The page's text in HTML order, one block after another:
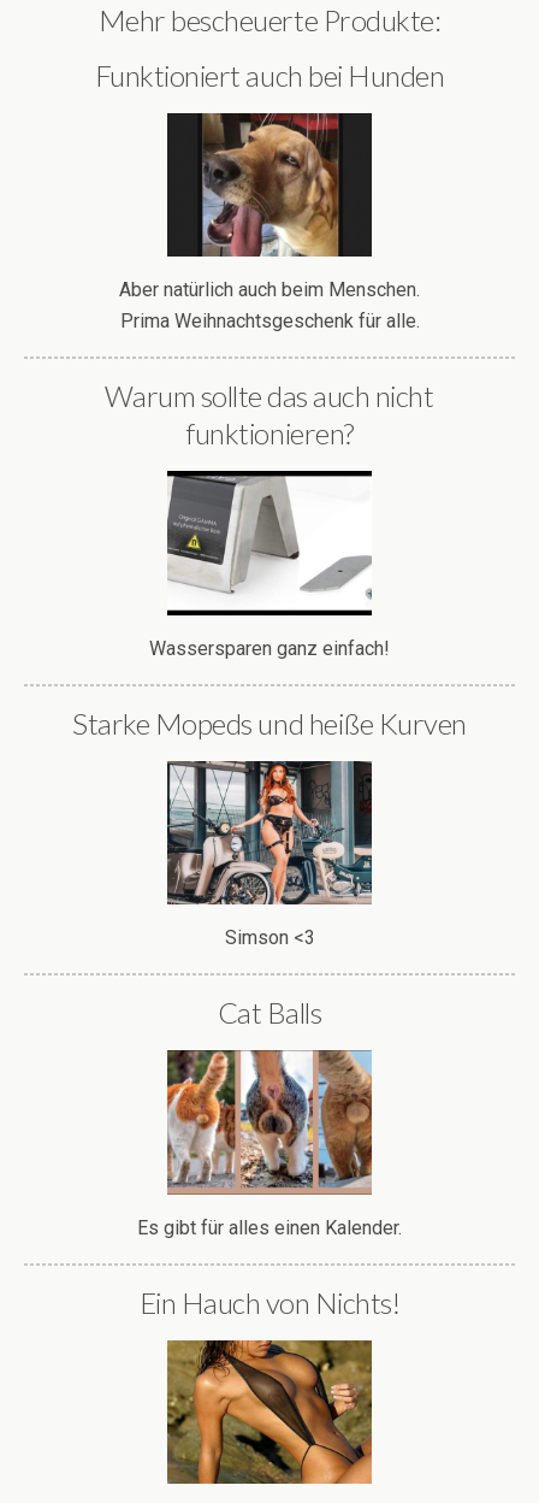
Mehr bescheuerte Produkte:
Funktioniert auch bei Hunden
Aber natürlich auch beim Menschen.
Prima Weihnachtsgeschenk für alle.
Warum sollte das auch nicht
funktionieren?
Wassersparen ganz einfach!
Starke Mopeds und heiße Kurven
Simson <3
Cat Balls
Es gibt für alles einen Kalender.
Ein Hauch von Nichts!